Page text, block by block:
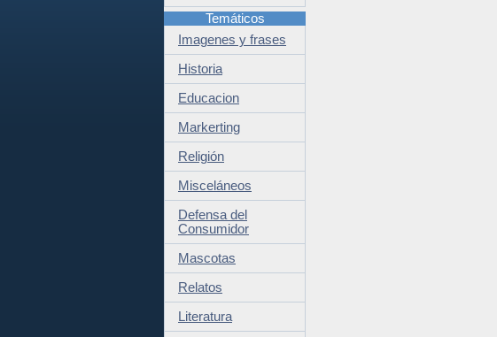
Temáticos
Imagenes y frases
Historia
Educacion
Markerting
Religión
Misceláneos
Defensa del
Consumidor
Mascotas
Relatos
Literatura